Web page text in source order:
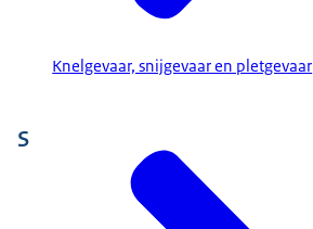
Knelgevaar, snijgevaar en pletgevaar
S